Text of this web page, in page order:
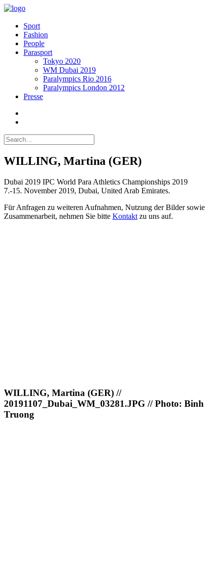
Sport
Fashion
People
Parasport
Tokyo 2020
WM Dubai 2019
Paralympics Rio 2016
Paralympics London 2012
Presse
WILLING, Martina (GER)
Dubai 2019 IPC World Para Athletics Championships 2019
7.-15. November 2019, Dubai, United Arab Emirates.
Für Anfragen zu weiteren Aufnahmen, Nutzung der Bilder sowie
Zusammenarbeit, nehmen Sie bitte Kontakt zu uns auf.
WILLING, Martina (GER) //
20191107_Dubai_WM_03281.JPG // Photo: Binh
Truong